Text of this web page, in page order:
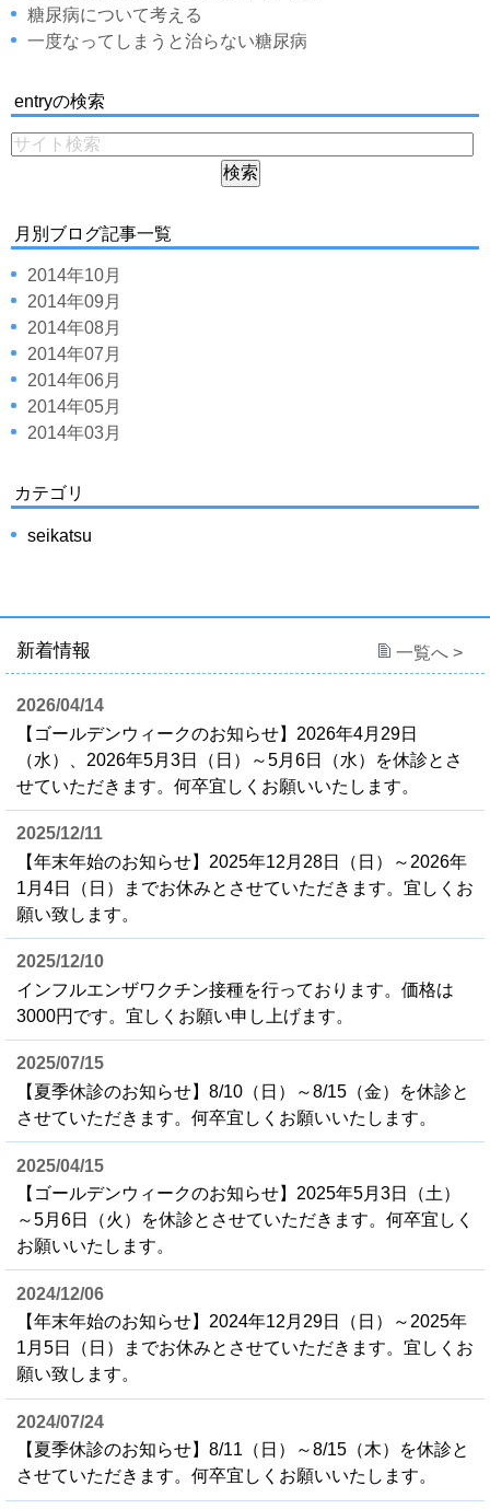
糖尿病について考える
一度なってしまうと治らない糖尿病
entryの検索
月別ブログ記事一覧
2014年10月
2014年09月
2014年08月
2014年07月
2014年06月
2014年05月
2014年03月
カテゴリ
seikatsu
新着情報 一覧へ >
2026/04/14
【ゴールデンウィークのお知らせ】2026年4月29日
（水）、2026年5月3日（日）～5月6日（水）を休診とさ
せていただきます。何卒宜しくお願いいたします。
2025/12/11
【年末年始のお知らせ】2025年12月28日（日）～2026年
1月4日（日）までお休みとさせていただきます。宜しくお
願い致します。
2025/12/10
インフルエンザワクチン接種を行っております。価格は
3000円です。宜しくお願い申し上げます。
2025/07/15
【夏季休診のお知らせ】8/10（日）～8/15（金）を休診と
させていただきます。何卒宜しくお願いいたします。
2025/04/15
【ゴールデンウィークのお知らせ】2025年5月3日（土）
～5月6日（火）を休診とさせていただきます。何卒宜しく
お願いいたします。
2024/12/06
【年末年始のお知らせ】2024年12月29日（日）～2025年
1月5日（日）までお休みとさせていただきます。宜しくお
願い致します。
2024/07/24
【夏季休診のお知らせ】8/11（日）～8/15（木）を休診と
させていただきます。何卒宜しくお願いいたします。